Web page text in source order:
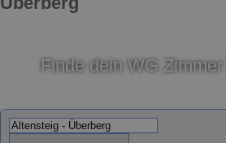
Finde dein WG